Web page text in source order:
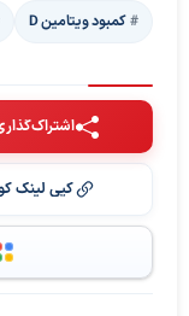
کمبود ویتامین D
کپی لینک